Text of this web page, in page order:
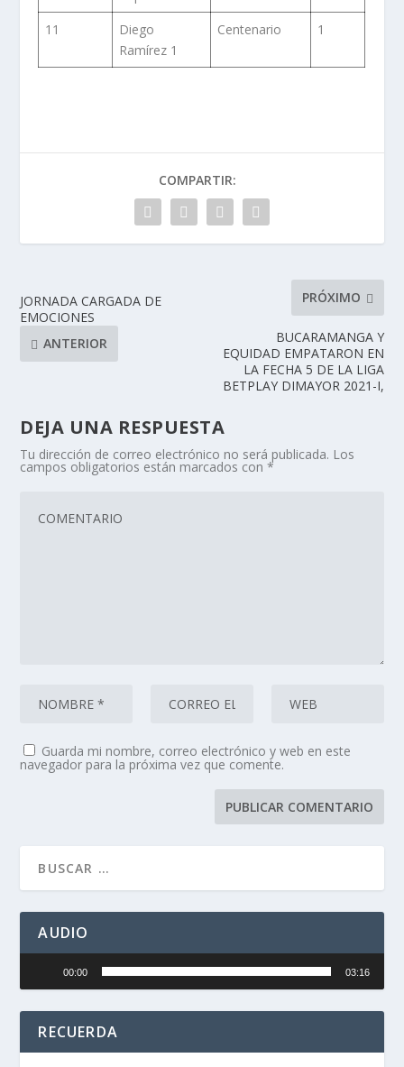
11
Diego
Ramírez 1
Centenario 1
COMPARTIR:
JORNADA CARGADA DE
EMOCIONES
ANTERIOR
PRÓXIMO
BUCARAMANGA Y
EQUIDAD EMPATARON EN
LA FECHA 5 DE LA LIGA
BETPLAY DIMAYOR 2021-I,
DEJA UNA RESPUESTA
Tu dirección de correo electrónico no será publicada. Los
campos obligatorios están marcados con*
Guarda mi nombre, correo electrónico y web en este
navegador para la próxima vez que comente.
AUDIO
00:00 03:16
RECUERDA